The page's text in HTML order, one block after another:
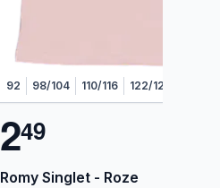
92 98/104 110/116 122/128
249
Romy Singlet - Roze